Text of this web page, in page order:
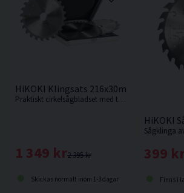
HiKOKI Klingsats 216x30mm 24T/48T/60T
Praktiskt cirkelsågbladset med tre klingor i aluminiumlåda
2 395 kr
1 349 kr
Skickas normalt inom 1-3 dagar
HiKOKI
399
Finns i